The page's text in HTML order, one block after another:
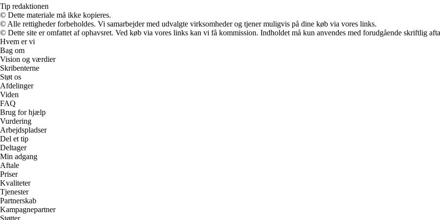
Tip redaktionen
© Dette materiale må ikke kopieres.
© Alle rettigheder forbeholdes. Vi samarbejder med udvalgte virksomheder og tjener muligvis på dine køb via vores links.
© Dette site er omfattet af ophavsret. Ved køb via vores links kan vi få kommission. Indholdet må kun anvendes med forudgående skriftlig
Hvem er vi
Bag om
Vision og værdier
Skribenterne
Støt os
Afdelinger
Viden
FAQ
Brug for hjælp
Vurdering
Arbejdspladser
Del et tip
Deltager
Min adgang
Aftale
Priser
Kvaliteter
Tjenester
Partnerskab
Kampagnepartner
Støtter